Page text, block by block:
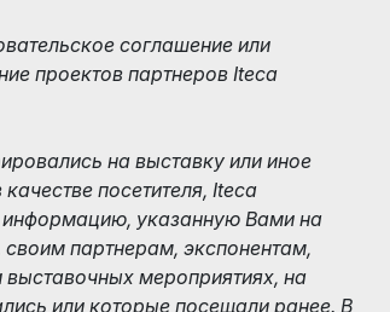
соглашение или
проектов партнеров Iteca
на выставку или иное
посетителя, Iteca
информацию, указанную Вами на
партнерам, экспонентам,
мероприятиях, на
или которые посещали ранее. В